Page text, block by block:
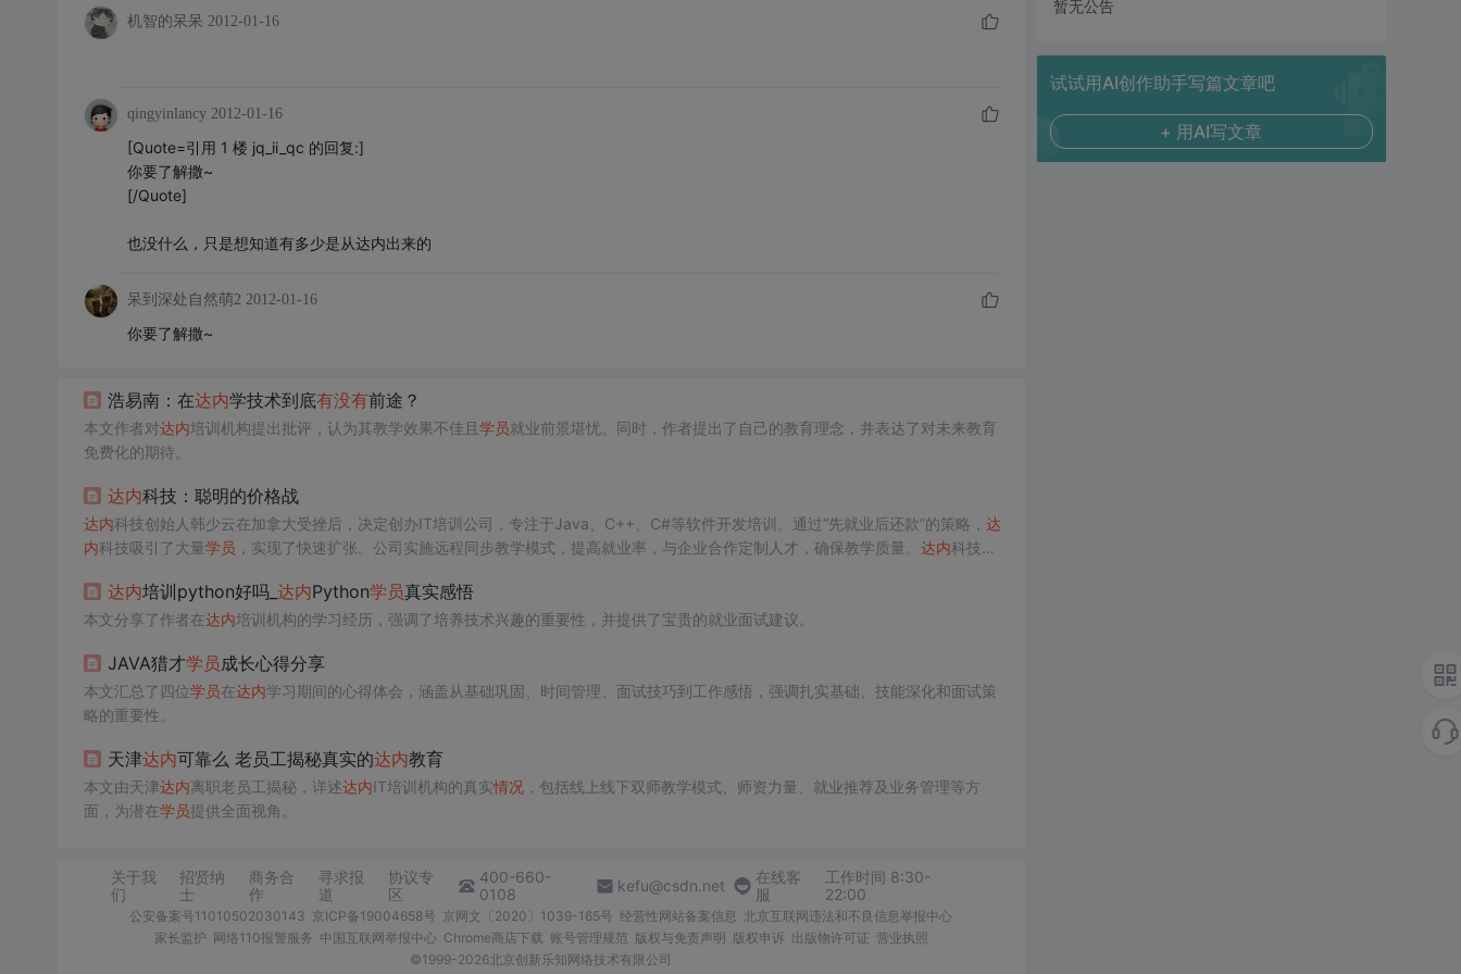
机智的呆呆 2012-01-16
qingyinlancy 2012-01-16
[Quote=引用 1 楼 jq_ii_qc 的回复:]
你要了解撒~
[/Quote]
也没什么，只是想知道有多少是从达内出来的
呆到深处自然萌2 2012-01-16
你要了解撒~
浩易南：在达内学技术到底有没有前途？
本文作者对达内培训机构提出批评，认为其教学效果不佳且学员就业前景堪忧。同时，作者提出了自己的教育理念，并表达了对未来教育
免费化的期待。
达内科技：聪明的价格战
达内科技创始人韩少云在加拿大受挫后，决定创办IT培训公司，专注于Java、C++、C#等软件开发培训。通过“先就业后还款”的策略， 达
内科技吸引了大量学员 ，实现了快速扩张。公司实施远程同步教学模式，提高就业率，与企业合作定制人才，确保教学质量。 达内科技获
达内培训python好吗_ 达内Python学员真实感悟
本文分享了作者在达内培训机构的学习经历，强调了培养技术兴趣的重要性，并提供了宝贵的就业面试建议。
JAVA猎才学员成长心得分享
本文汇总了四位学员在达内学习期间的心得体会，涵盖从基础巩固、时间管理、面试技巧到工作感悟，强调扎实基础、技能深化和面试策
略的重要性。
天津达内可靠么 老员工揭秘真实的达内教育
本文由天津达内离职老员工揭秘，详述达内IT培训机构的真实情况，包括线上线下双师教学模式、师资力量、就业推荐及业务管理等方
面，为潜在学员提供全面视角。
关于我
们
招贤纳
士
商务合
作
寻求报
道
协议专
区
400-660-
0108
kefu@csdn.net
在线客
服
工作时间 8:30-
22:00
公安备案号11010502030143 京ICP备19004658号 京网文〔2020〕1039-165号 经营性网站备案信息 北京互联网违法和不良信息举报中心
家长监护 网络110报警服务 中国互联网举报中心 Chrome商店下载 账号管理规范 版权与免责声明 版权申诉 出版物许可证 营业执照
©1999-2026北京创新乐知网络技术有限公司
暂无公告
试试用AI创作助手写篇文章吧
+ 用AI写文章